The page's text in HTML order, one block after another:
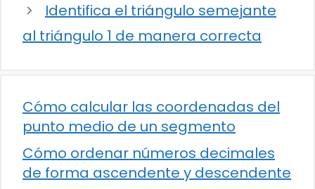
Identifica el triángulo semejante
al triángulo 1 de manera correcta
Cómo calcular las coordenadas del
punto medio de un segmento
Cómo ordenar números decimales
de forma ascendente y descendente